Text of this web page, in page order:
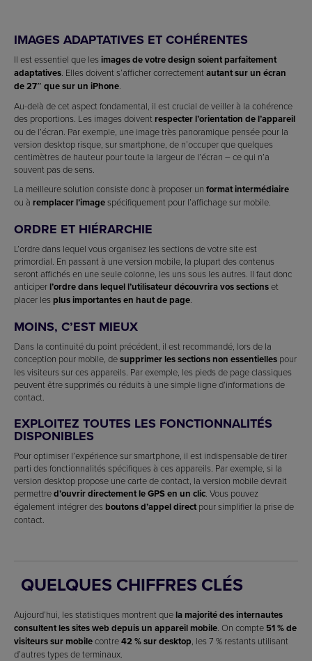
IMAGES ADAPTATIVES ET COHÉRENTES
Il est essentiel que les images de votre design soient parfaitement
adaptatives. Elles doivent s’afficher correctementautant sur un écran
de 27″ que sur un iPhone.
Au-delà de cet aspect fondamental, il est crucial de veiller à la cohérence
des proportions. Les images doivent respecter l’orientation de l’appareil
ou de l’écran. Par exemple, une image très panoramique pensée pour la
version desktop risque, sur smartphone, de n’occuper que quelques
centimètres de hauteur pour toute la largeur de l’écran – ce qui n’a
souvent pas de sens.
La meilleure solution consiste donc à proposer un format intermédiaire
ou à remplacer l’imagespécifiquement pour l’affichage sur mobile.
ORDRE ET HIÉRARCHIE
L’ordre dans lequel vous organisez les sections de votre site est
primordial. En passant à une version mobile, la plupart des contenus
seront affichés en une seule colonne, les uns sous les autres. Il faut donc
anticiper l’ordre dans lequel l’utilisateur découvrira vos sectionset
placer les plus importantes en haut de page.
MOINS, C’EST MIEUX
Dans la continuité du point précédent, il est recommandé, lors de la
conception pour mobile, desupprimer les sections non essentielles pour
les visiteurs sur ces appareils. Par exemple, les pieds de page classiques
peuvent être supprimés ou réduits à une simple ligne d’informations de
contact.
EXPLOITEZ TOUTES LES FONCTIONNALITÉS
DISPONIBLES
Pour optimiser l’expérience sur smartphone, il est indispensable de tirer
parti des fonctionnalités spécifiques à ces appareils. Par exemple, si la
version desktop propose une carte de contact, la version mobile devrait
permettred’ouvrir directement le GPS en un clic. Vous pouvez
également intégrer des boutons d’appel direct pour simplifier la prise de
contact.
QUELQUES CHIFFRES CLÉS
Aujourd’hui, les statistiques montrent que la majorité des internautes
consultent les sites web depuis un appareil mobile. On compte 51 % de
visiteurs sur mobilecontre42 % sur desktop, les 7 % restants utilisant
d’autres types de terminaux.